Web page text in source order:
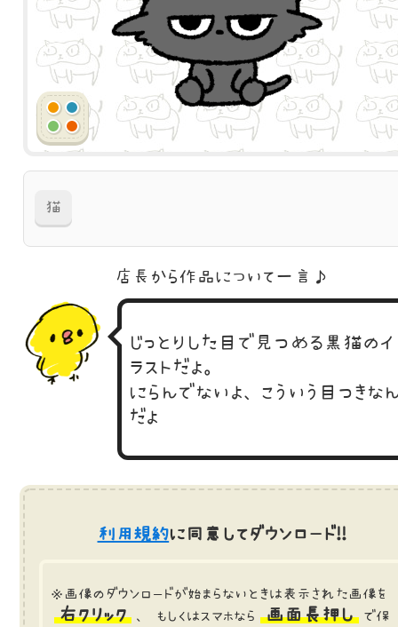
猫
店長から作品に ついて一言♪
じっとりした目で見つめる黒猫のイ
ラストだよ。
にらんでないよ、こういう目つきな
だよ
利用規約に同意してダウンロード!!
※画像のダウンロードが始まらないときは表示された画像を
右クリック 、 もしくはスマホなら 画面長押し
で保